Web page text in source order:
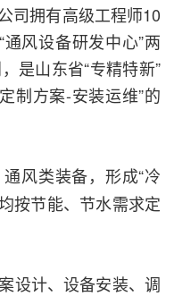
司拥有高级工程师10
风设备研发中心”两
是山东省“专精特新”
制方案-安装运维”的
风类装备，形成“冷
按节能、节水需求定
设计、设备安装、调